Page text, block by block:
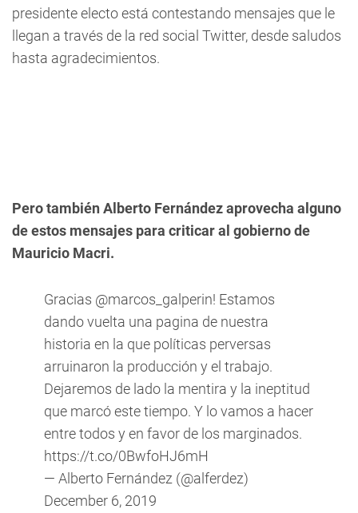
presidente electo está contestando mensajes que le
llegan a través de la red social Twitter, desde saludos
hasta agradecimientos.
Pero también Alberto Fernández aprovecha alguno
de estos mensajes para criticar al gobierno de
Mauricio Macri.
Gracias @marcos_galperin! Estamos
dando vuelta una pagina de nuestra
historia en la que políticas perversas
arruinaron la producción y el trabajo.
Dejaremos de lado la mentira y la ineptitud
que marcó este tiempo. Y lo vamos a hacer
entre todos y en favor de los marginados.
https://t.co/0BwfoHJ6mH
— Alberto Fernández (@alferdez)
December 6, 2019